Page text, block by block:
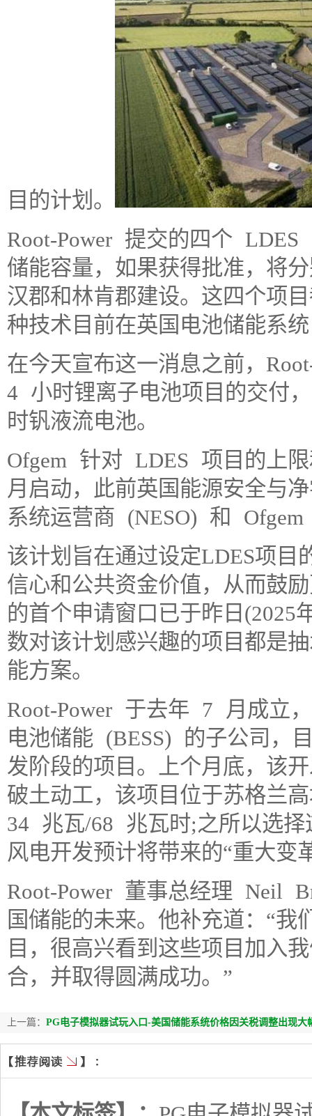
目的计划。
Root-Power 提交的四个
储能容量，如果获得批准，将
汉郡和林肯郡建设。这四个项
种技术目前在英国电池储能系
在今天宣布这一消息之前，
4 小时锂离子电池项目的交付
时钒液流电池。
Ofgem 针对 LDES 项目的上
月启动，此前英国能源安全与
系统运营商 (NESO) 和
该计划旨在通过设定LDES项目
信心和公共资金价值，从而鼓
的首个申请窗口已于昨日(2025
数对该计划感兴趣的项目都是
能方案。
Root-Power 于去年 7 月成立
电池储能 (BESS) 的子公司，
发阶段的项目。上个月底，该
破土动工，该项目位于苏格兰
34 兆瓦/68 兆瓦时;之所以选择
风电开发预计将带来的“重大变
Root-Power 董事总经理 Neil
国储能的未来。他补充道：“我
目，很高兴看到这些项目加入
合，并取得圆满成功。”
上一篇： PG电子模拟器试玩入口-美国储能系统价格因关税调整出现大